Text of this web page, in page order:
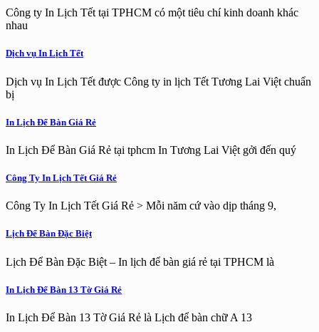
Công ty In Lịch Tết tại TPHCM có một tiêu chí kinh doanh khác
nhau
Dịch vụ In Lịch Tết
Dịch vụ In Lịch Tết được Công ty in lịch Tết Tương Lai Việt chuẩn
bị
In Lịch Để Bàn Giá Rẻ
In Lịch Để Bàn Giá Rẻ tại tphcm In Tương Lai Việt gởi đến quý
Công Ty In Lịch Tết Giá Rẻ
Công Ty In Lịch Tết Giá Rẻ > Mỗi năm cứ vào dịp tháng 9,
Lịch Để Bàn Đặc Biệt
Lịch Để Bàn Đặc Biệt – In lịch để bàn giá rẻ tại TPHCM là
In Lịch Để Bàn 13 Tờ Giá Rẻ
In Lịch Để Bàn 13 Tờ Giá Rẻ là Lịch để bàn chữ A 13